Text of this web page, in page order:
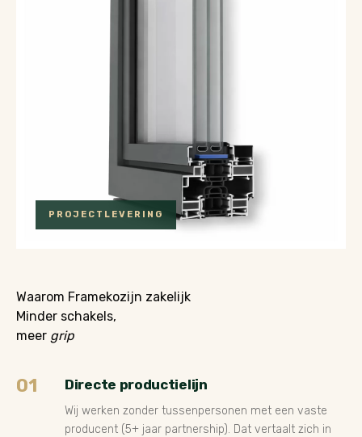
PROJECTLEVERING
Waarom Framekozijn zakelijk
Minder schakels,
meer grip
01 Directe productielijn
Wij werken zonder tussenpersonen met een vaste
producent (5+ jaar partnership). Dat vertaalt zich in